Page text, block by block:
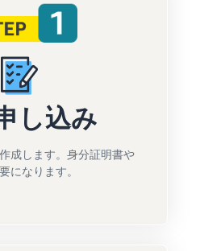
し込み
成します。身分証明書や
になります。